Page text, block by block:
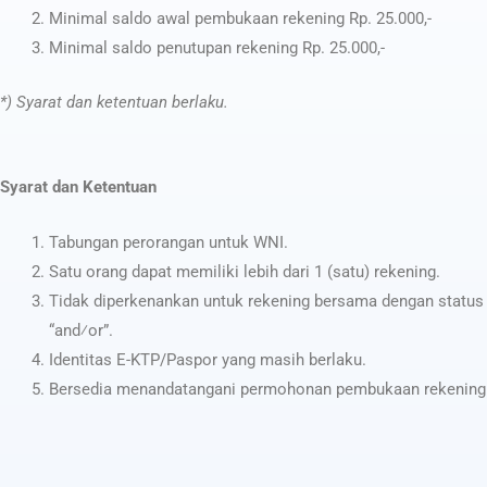
Minimal saldo awal pembukaan rekening Rp. 25.000,-
Minimal saldo penutupan rekening Rp. 25.000,-
*) Syarat dan ketentuan berlaku.
Syarat dan Ketentuan
Tabungan perorangan untuk WNI.
Satu orang dapat memiliki lebih dari 1 (satu) rekening.
Tidak diperkenankan untuk rekening bersama dengan status
“and⁄or”.
Identitas E-KTP/Paspor yang masih berlaku.
Bersedia menandatangani permohonan pembukaan